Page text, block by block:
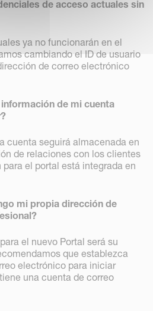
de acceso actuales sin
ya no funcionarán en el
cambiando el ID de usuario
de correo electrónico
de mi cuenta
cuenta seguirá almacenada en
de relaciones con los clientes
el portal está integrada en
mi propia dirección de
el nuevo Portal será su
que establezca
electrónico para iniciar
una cuenta de correo